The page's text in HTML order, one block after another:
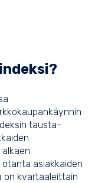
tausta-
otanta asiakkaiden
on kvartaaleittain